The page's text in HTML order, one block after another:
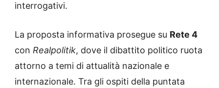
interrogativi.
La proposta informativa prosegue su Rete 4
con Realpolitik, dove il dibattito politico ruota
attorno a temi di attualità nazionale e
internazionale. Tra gli ospiti della puntata